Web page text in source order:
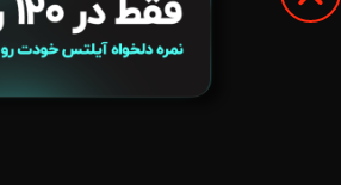
شرکت‌کنندگان در آزمون ملزم به